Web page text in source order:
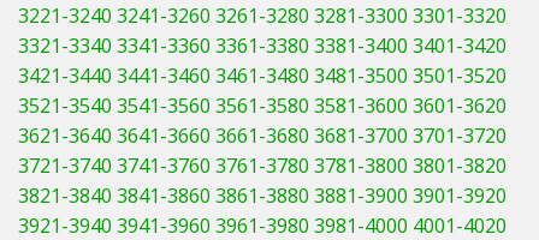
3221-3240 3241-3260 3261-3280 3281-3300 3301-3320
3321-3340 3341-3360 3361-3380 3381-3400 3401-3420
3421-3440 3441-3460 3461-3480 3481-3500 3501-3520
3521-3540 3541-3560 3561-3580 3581-3600 3601-3620
3621-3640 3641-3660 3661-3680 3681-3700 3701-3720
3721-3740 3741-3760 3761-3780 3781-3800 3801-3820
3821-3840 3841-3860 3861-3880 3881-3900 3901-3920
3921-3940 3941-3960 3961-3980 3981-4000 4001-4020